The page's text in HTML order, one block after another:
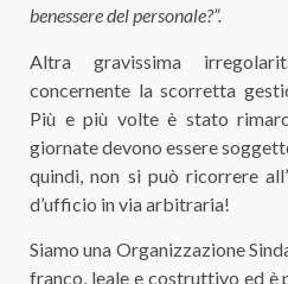
benessere del personale?”.
Altra gravissima
concernente la scorretta
Più e più volte è stato
giornate devono essere
quindi, non si può ricorrere
d’ufficio in via arbitraria!
Siamo una Organizzazione
franco, leale e costruttivo ed è